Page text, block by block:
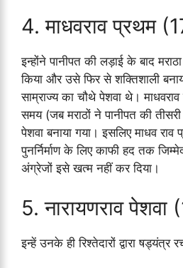
4. माधवराव प्रथम
इन्होंने पानीपत की लड़ाई के बाद
किया और उसे फिर से शक्तिशाली
साम्राज्य का चौथे पेशवा थे।
समय (जब मराठों ने पानीपत की
पेशवा बनाया गया। इसलिए माधव राव
पुनर्निर्माण के लिए काफी हद तक
अंग्रेजों इसे खत्म नहीं कर दिया।
5. नारायणराव
इन्हें उनके ही रिश्तेदारों द्वारा षड्यंत्र